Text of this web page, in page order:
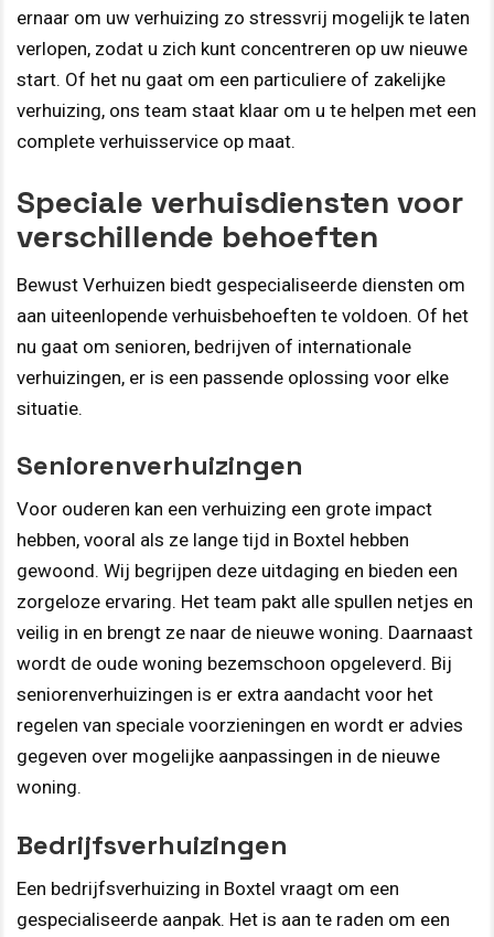
ernaar om uw verhuizing zo stressvrij mogelijk te laten
verlopen, zodat u zich kunt concentreren op uw nieuwe
start. Of het nu gaat om een particuliere of zakelijke
verhuizing, ons team staat klaar om u te helpen met een
complete verhuisservice op maat.
Speciale verhuisdiensten voor
verschillende behoeften
Bewust Verhuizen biedt gespecialiseerde diensten om
aan uiteenlopende verhuisbehoeften te voldoen. Of het
nu gaat om senioren, bedrijven of internationale
verhuizingen, er is een passende oplossing voor elke
situatie.
Seniorenverhuizingen
Voor ouderen kan een verhuizing een grote impact
hebben, vooral als ze lange tijd in Boxtel hebben
gewoond. Wij begrijpen deze uitdaging en bieden een
zorgeloze ervaring. Het team pakt alle spullen netjes en
veilig in en brengt ze naar de nieuwe woning. Daarnaast
wordt de oude woning bezemschoon opgeleverd. Bij
seniorenverhuizingen is er extra aandacht voor het
regelen van speciale voorzieningen en wordt er advies
gegeven over mogelijke aanpassingen in de nieuwe
woning.
Bedrijfsverhuizingen
Een bedrijfsverhuizing in Boxtel vraagt om een
gespecialiseerde aanpak. Het is aan te raden om een